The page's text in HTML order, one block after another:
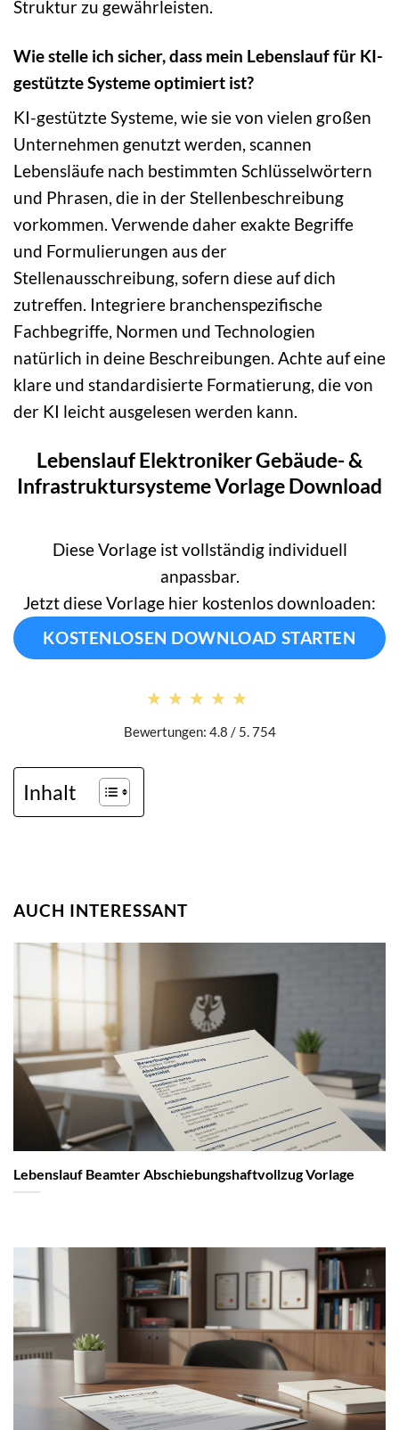
Struktur zu gewährleisten.
Wie stelle ich sicher, dass mein Lebenslauf für KI-
gestützte Systeme optimiert ist?
KI-gestützte Systeme, wie sie von vielen großen
Unternehmen genutzt werden, scannen
Lebensläufe nach bestimmten Schlüsselwörtern
und Phrasen, die in der Stellenbeschreibung
vorkommen. Verwende daher exakte Begriffe
und Formulierungen aus der
Stellenausschreibung, sofern diese auf dich
zutreffen. Integriere branchenspezifische
Fachbegriffe, Normen und Technologien
natürlich in deine Beschreibungen. Achte auf eine
klare und standardisierte Formatierung, die von
der KI leicht ausgelesen werden kann.
Lebenslauf Elektroniker Gebäude- &
Infrastruktursysteme Vorlage Download
Diese Vorlage ist vollständig individuell
anpassbar.
Jetzt diese Vorlage hier kostenlos downloaden:
KOSTENLOSEN DOWNLOAD STARTEN
★★★★★
★★★★★
Bewertungen: 4.8 / 5. 754
Inhalt
AUCH INTERESSANT
Lebenslauf Beamter Abschiebungshaftvollzug Vorlage